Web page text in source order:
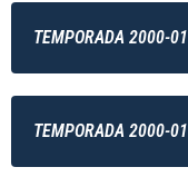
TEMPORADA 2000-01
TEMPORADA 2000-01